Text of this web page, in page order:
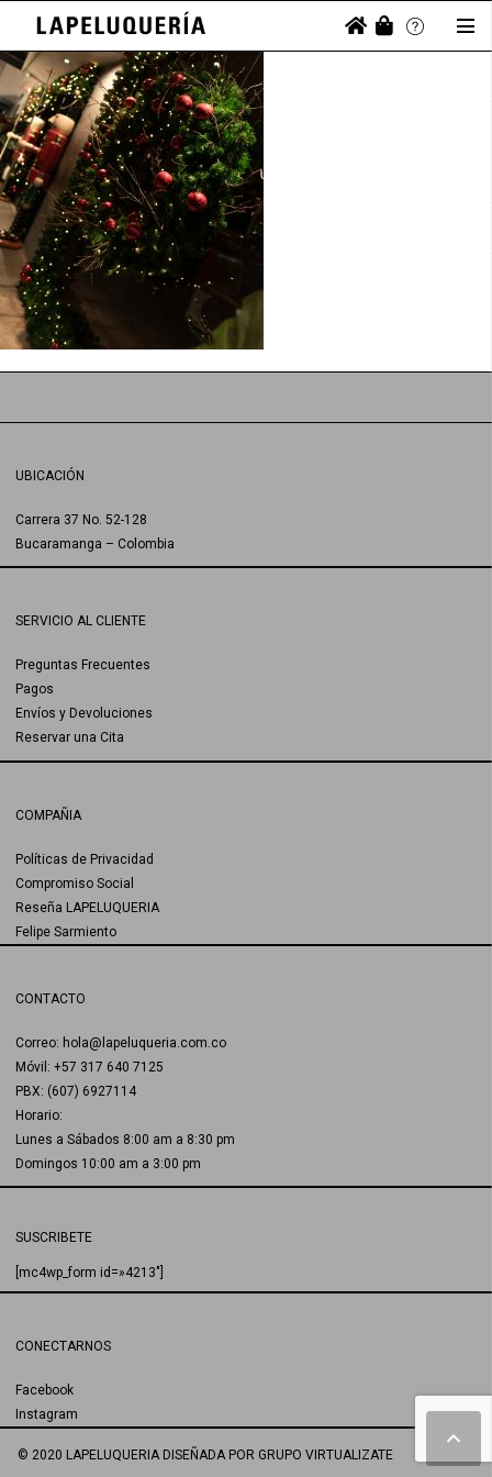
UBICACIÓN
Carrera 37 No. 52-128
Bucaramanga – Colombia
SERVICIO AL CLIENTE
Preguntas Frecuentes
Pagos
Envíos y Devoluciones
Reservar una Cita
COMPAÑIA
Políticas de Privacidad
Compromiso Social
Reseña LAPELUQUERIA
Felipe Sarmiento
CONTACTO
Correo: hola@lapeluqueria.com.co
Móvil: +57 317 640 7125
PBX: (607) 6927114
Horario:
Lunes a Sábados 8:00 am a 8:30 pm
Domingos 10:00 am a 3:00 pm
SUSCRIBETE
[mc4wp_form id=»4213″]
CONECTARNOS
Facebook
Instagram
© 2020 LAPELUQUERIA DISEÑADA POR GRUPO VIRTUALIZATE